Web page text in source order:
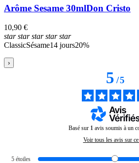
Arôme Sesame 30mlDon Cristo
10,90 €
starstarstarstarstar
ClassicSésame14 jours20%
›
5/5
Basé sur 1 avis soumis à un
Voir tous les avis sur
5 étoiles